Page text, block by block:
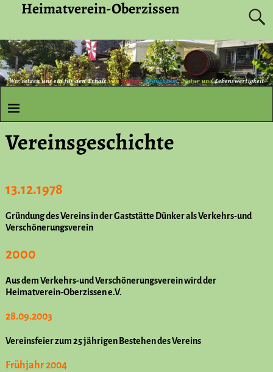
Heimatverein-Oberzissen
Vereinsgeschichte
13.12.1978
Gründung des Vereins in der Gaststätte Dünker als Verkehrs-und
Verschönerungsverein
2000
Aus dem Verkehrs-und Verschönerungsverein wird der
Heimatverein-Oberzissen e.V.
28.09.2003
Vereinsfeier zum 25 jährigen Bestehen des Vereins
Frühjahr 2004